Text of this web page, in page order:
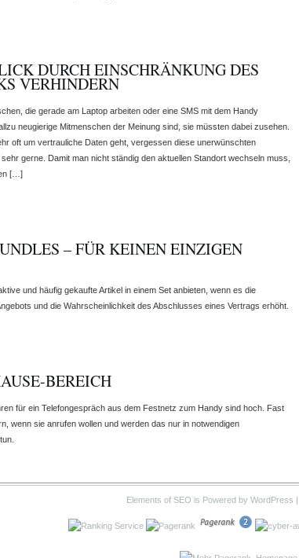
DURCH EINSCHRÄNKUNG DES
VERHINDERN
die gerade am Laptop arbeiten oder eine SMS mit dem Handy
neugierige Mitmenschen der Meinung sind, sie müssten dabei zusehen.
oft um vertrauliche Daten geht, vergessen diese unerwünschten
gerne. Damit man nicht ständig den aktuellen Standort wechseln muss,
[…]
– FÜR KEINEN EINZIGEN
und häufig gekaufte Artikel in einem Set anbieten, wenn es die
und die Wahrscheinlichkeit des Abschlusses eines Vertrags erhöht.
BEREICH
für ein Telefongespräch aus dem Festnetz zum Handy sind hoch. Fast
wenn sie anrufen wollen und werden das nur in notwendigen
Elements of SEO is Powered by WordPress |